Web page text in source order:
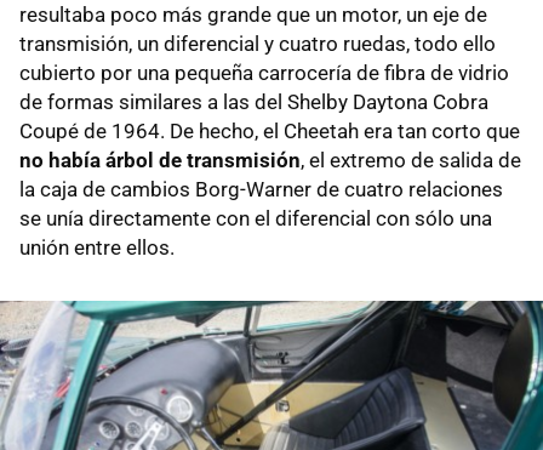
resultaba poco más grande que un motor, un eje de
transmisión, un diferencial y cuatro ruedas, todo ello
cubierto por una pequeña carrocería de fibra de vidrio
de formas similares a las del Shelby Daytona Cobra
Coupé de 1964. De hecho, el Cheetah era tan corto que
no había árbol de transmisión, el extremo de salida de
la caja de cambios Borg-Warner de cuatro relaciones
se unía directamente con el diferencial con sólo una
unión entre ellos.